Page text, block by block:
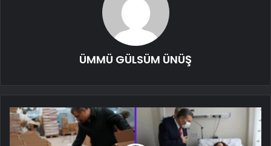
ÜMMÜ GÜLSÜM ÜNÜŞ